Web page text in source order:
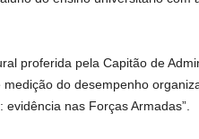
proferida pela Capitão de
do desempenho
nas Forças Armadas”.